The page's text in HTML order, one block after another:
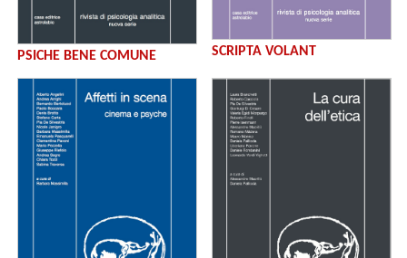
PSICHE BENE COMUNE SCRIPTA VOLANT